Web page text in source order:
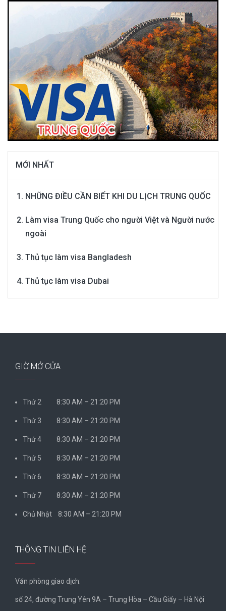
MỚI NHẤT
NHỮNG ĐIỀU CẦN BIẾT KHI DU LỊCH TRUNG QUỐC
Làm visa Trung Quốc cho người Việt và Người nước
ngoài
Thủ tục làm visa Bangladesh
Thủ tục làm visa Dubai
GIỜ MỞ CỬA
Thứ 2 8:30 AM – 21:20 PM
Thứ 3 8:30 AM – 21:20 PM
Thứ 4 8:30 AM – 21:20 PM
Thứ 5 8:30 AM – 21:20 PM
Thứ 6 8:30 AM – 21:20 PM
Thứ 7 8:30 AM – 21:20 PM
Chủ Nhật 8:30 AM – 21:20 PM
THÔNG TIN LIÊN HỆ
Văn phòng giao dịch:
số 24, đường Trung Yên 9A – Trung Hòa – Cầu Giấy – Hà Nội